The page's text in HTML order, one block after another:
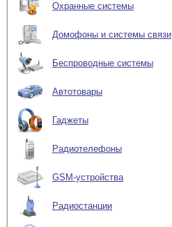
Охранные системы
Домофоны и системы связи
Беспроводные системы
Автотовары
Гаджеты
Радиотелефоны
GSM-устройства
Радиостанции